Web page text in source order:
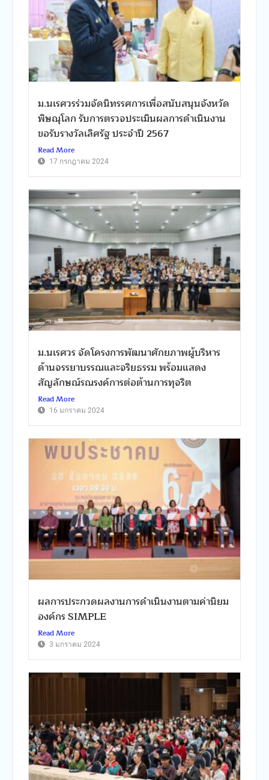
ม.นเรศวรร่วมจัดนิทรรศการเพื่อสนับสนุนจังหวัด
พิษณุโลก รับการตรวจประเมินผลการดำเนินงาน
ขอรับรางวัลเลิศรัฐ ประจำปี 2567
Read More
17 กรกฎาคม 2024
ม.นเรศวร จัดโครงการพัฒนาศักยภาพผู้บริหาร
ด้านจรรยาบรรณและจริยธรรม พร้อมแสดง
สัญลักษณ์รณรงค์การต่อต้านการทุจริต
Read More
16 มกราคม 2024
ผลการประกวดผลงานการดำเนินงานตามค่านิยม
องค์กร SIMPLE
Read More
3 มกราคม 2024